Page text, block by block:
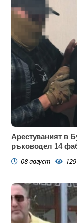
Арестуваният в
ръководел 14
08 август 129